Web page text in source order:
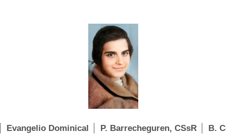
Evangelio Dominical P. Barrecheguren, CSsR
B.